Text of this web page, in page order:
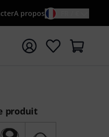
A propos
de recherche
produit